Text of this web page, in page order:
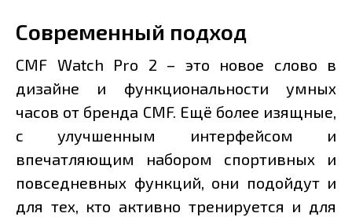
Современный подход
CMF Watch Pro 2 – это новое слово в
дизайне и функциональности умных
часов от бренда CMF. Ещё более изящные,
с улучшенным интерфейсом и
впечатляющим набором спортивных и
повседневных функций, они подойдут и
для тех, кто активно тренируется и для